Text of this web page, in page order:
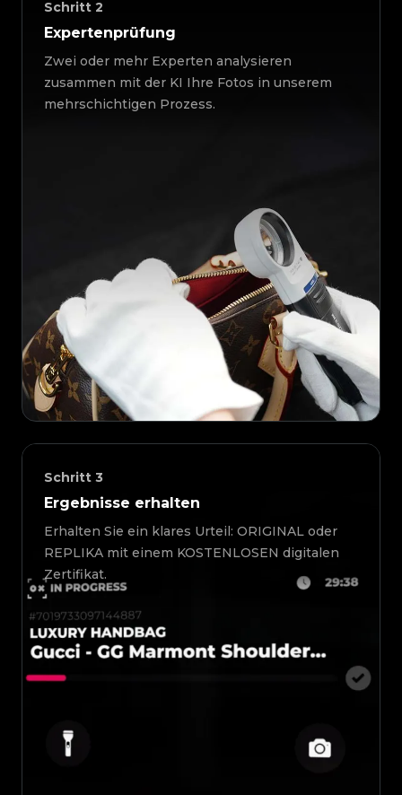
Schritt 2
Expertenprüfung
Zwei oder mehr Experten analysieren
zusammen mit der KI Ihre Fotos in unserem
mehrschichtigen Prozess.
Schritt 3
Ergebnisse erhalten
Erhalten Sie ein klares Urteil: ORIGINAL oder
REPLIKA mit einem KOSTENLOSEN digitalen
Zertifikat.